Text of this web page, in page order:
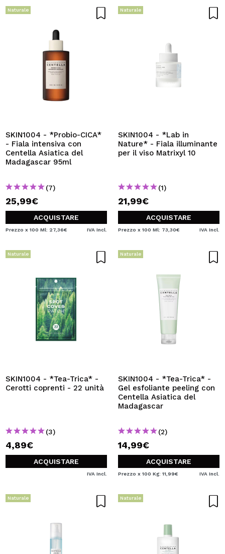
Naturale
SKIN1004 - *Probio-CICA*
- Fiala intensiva con
Centella Asiatica del
Madagascar 95ml
(7)
25,99€
ACQUISTARE
Prezzo x 100 Ml: 27,36€ IVA Incl.
Naturale
SKIN1004 - *Lab in
Nature* - Fiala illuminante
per il viso Matrixyl 10
(1)
21,99€
ACQUISTARE
Prezzo x 100 Ml: 73,30€ IVA Incl.
Naturale
SKIN1004 - *Tea-Trica* -
Cerotti coprenti - 22 unità
(3)
4,89€
ACQUISTARE
IVA Incl.
Naturale
SKIN1004 - *Tea-Trica* -
Gel esfoliante peeling con
Centella Asiatica del
Madagascar
(2)
14,99€
ACQUISTARE
Prezzo x 100 Kg: 11,99€ IVA Incl.
Naturale Naturale